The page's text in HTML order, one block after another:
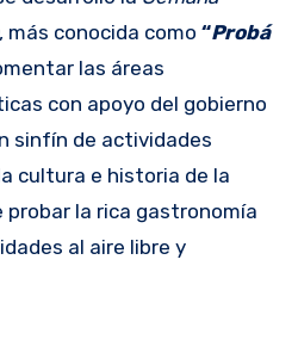
, más conocida como “Probá
las áreas
con apoyo del gobierno
sinfín de actividades
cultura e historia de la
probar la rica gastronomía
al aire libre y